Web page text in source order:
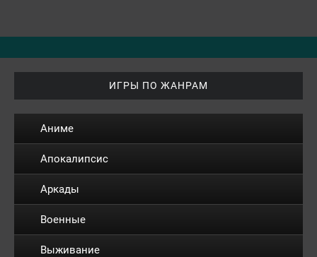
ИГРЫ ПО ЖАНРАМ
Аниме
Апокалипсис
Аркады
Военные
Выживание